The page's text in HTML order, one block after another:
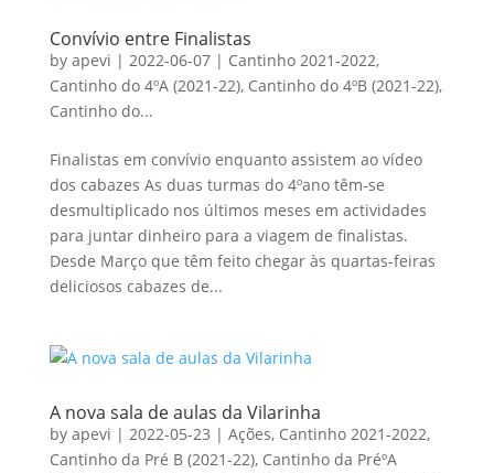
Convívio entre Finalistas
by apevi | 2022-06-07| Cantinho 2021-2022,
Cantinho do 4ºA (2021-22), Cantinho do 4ºB (2021-22),
Cantinho do...
Finalistas em convívio enquanto assistem ao vídeo
dos cabazes As duas turmas do 4ºano têm-se
desmultiplicado nos últimos meses em actividades
para juntar dinheiro para a viagem de finalistas.
Desde Março que têm feito chegar às quartas-feiras
deliciosos cabazes de...
A nova sala de aulas da Vilarinha
by apevi | 2022-05-23 | Ações, Cantinho 2021-2022,
Cantinho da Pré B (2021-22), Cantinho da PréºA